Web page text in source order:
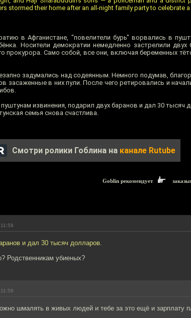
stormed their home after an all-night family party to celebrate
в Афганистане, "повелители бурь" ворвались в
Носители демократии немедленно застрелили
прокурора. Само собой, все они, включая беременных
задумались над содеянным. Немного подумав,
засаженные в них пули. После чего ретировались и
извинения, подарил двух баранов и дал 30 тысяч
семья снова счастлива.
Смотри ролики Гоблина на канале Rutube
Goblin рекомендует
и дал 30 тысяч долларов.
Родственникам убиеных?
шмалять в живых людей и тебе за это ещё и зарплату